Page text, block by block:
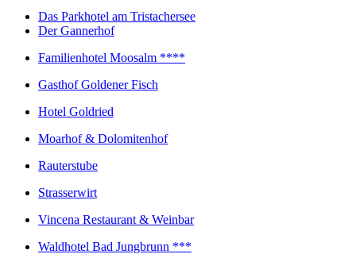
Das Parkhotel am Tristachersee
Der Gannerhof
Familienhotel Moosalm ****
Gasthof Goldener Fisch
Hotel Goldried
Moarhof & Dolomitenhof
Rauterstube
Strasserwirt
Vincena Restaurant & Weinbar
Waldhotel Bad Jungbrunn ***